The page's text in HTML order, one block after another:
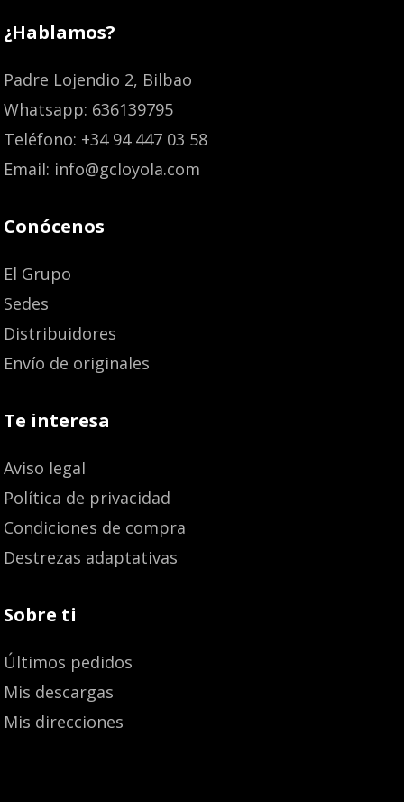
¿Hablamos?
Padre Lojendio 2, Bilbao
Whatsapp: 636139795
Teléfono: +34 94 447 03 58
Email: info@gcloyola.com
Conócenos
El Grupo
Sedes
Distribuidores
Envío de originales
Te interesa
Aviso legal
Política de privacidad
Condiciones de compra
Destrezas adaptativas
Sobre ti
Últimos pedidos
Mis descargas
Mis direcciones